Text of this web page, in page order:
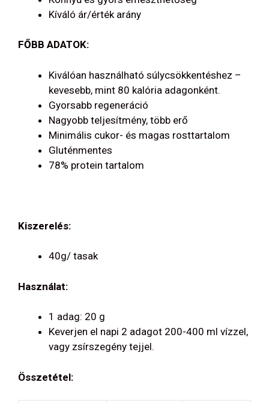
Kíváló ár/érték arány
FŐBB ADATOK:
Kiválóan használható súlycsökkentéshez –
kevesebb, mint 80 kalória adagonként.
Gyorsabb regeneráció
Nagyobb teljesítmény, több erő
Minimális cukor- és magas rosttartalom
Gluténmentes
78% protein tartalom
Kiszerelés:
40g/ tasak
Használat:
1 adag: 20 g
Keverjen el napi 2 adagot 200-400 ml vízzel,
vagy zsírszegény tejjel.
Összetétel: